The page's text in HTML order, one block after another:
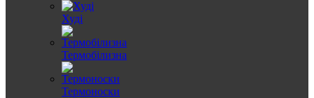
Худі
Термобілизна
Термоноски